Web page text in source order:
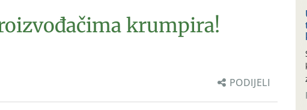
krumpira!
PODIJELI